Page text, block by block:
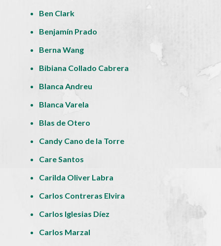
Ben Clark
Benjamín Prado
Berna Wang
Bibiana Collado Cabrera
Blanca Andreu
Blanca Varela
Blas de Otero
Candy Cano de la Torre
Care Santos
Carilda Oliver Labra
Carlos Contreras Elvira
Carlos Iglesias Díez
Carlos Marzal